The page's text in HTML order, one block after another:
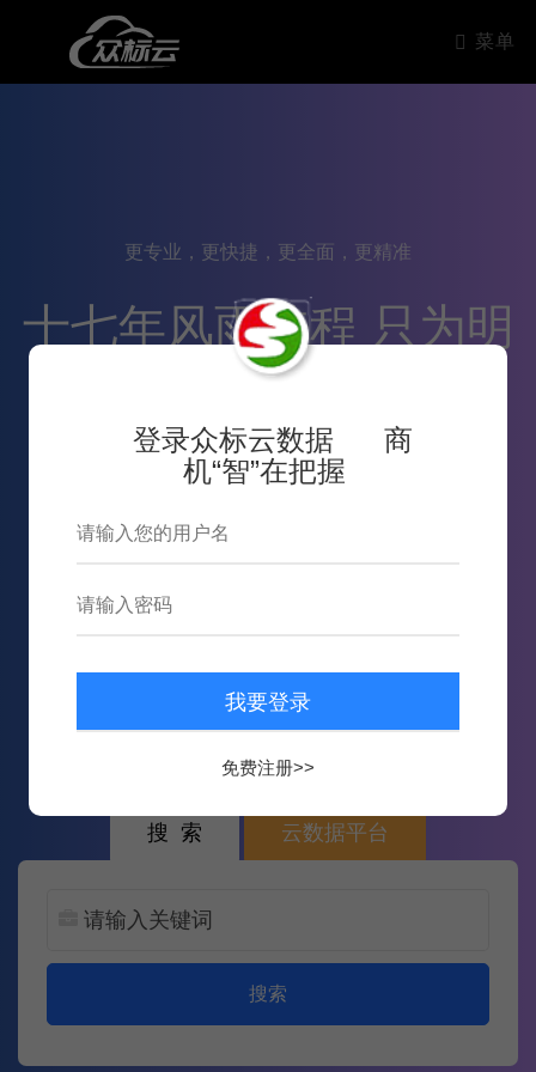
菜单
更专业，更快捷，更全面，更精准
十七年风雨兼程 只为明
天更好的服务
6
2007~2024十七年
6,396,204
次内容推送
搜 索 云数据平台
搜索
登录众标云数据 商
机“智”在把握
免费注册>>